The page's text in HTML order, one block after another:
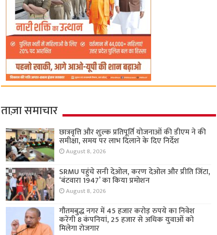
ताज़ा समाचार
छात्रवृत्ति और शुल्क प्रतिपूर्ति योजनाओं की डीएम ने की
समीक्षा, समय पर लाभ दिलाने के दिए निर्देश
August 8, 2026
SRMU पहुंचे सनी देओल, करण देओल और प्रीति जिंटा,
‘बंटवारा 1947’ का किया प्रमोशन
August 8, 2026
गौतमबुद्ध नगर में 45 हजार करोड़ रुपये का निवेश
करेंगी 8 कंपनियां, 25 हजार से अधिक युवाओं को
मिलेगा रोजगार